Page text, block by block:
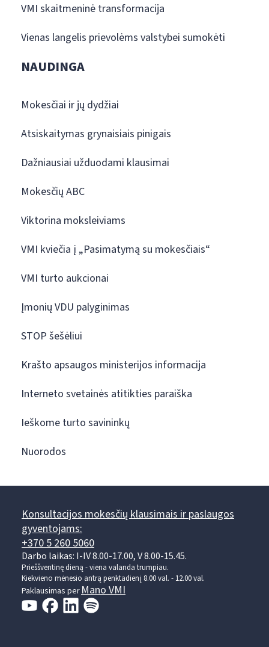
VMI skaitmeninė transformacija
Vienas langelis prievolėms valstybei sumokėti
NAUDINGA
Mokesčiai ir jų dydžiai
Atsiskaitymas grynaisiais pinigais
Dažniausiai užduodami klausimai
Mokesčių ABC
Viktorina moksleiviams
VMI kviečia į „Pasimatymą su mokesčiais“
VMI turto aukcionai
Įmonių VDU palyginimas
STOP šešėliui
Krašto apsaugos ministerijos informacija
Interneto svetainės atitikties paraiška
Ieškome turto savininkų
Nuorodos
Konsultacijos mokesčių klausimais ir paslaugos
gyventojams:
+370 5 260 5060
Darbo laikas: I-IV 8.00-17.00, V 8.00-15.45.
Prieššventinę dieną - viena valanda trumpiau.
Kiekvieno mėnesio antrą penktadienį 8.00 val. - 12.00 val.
Paklausimas per Mano VMI